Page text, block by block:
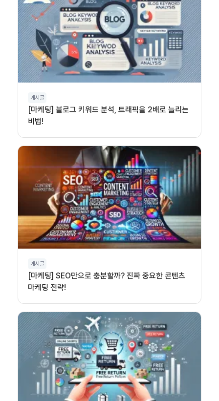
게시글
[마케팅] 블로그 키워드 분석, 트래픽을 2배로 늘리는
비법!
게시글
[마케팅] SEO만으로 충분할까? 진짜 중요한 콘텐츠
마케팅 전략!